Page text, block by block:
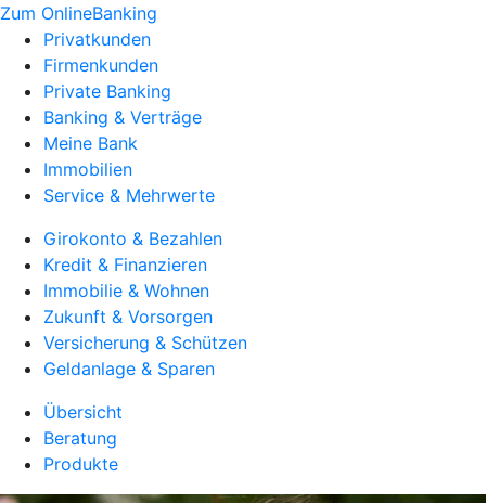
Zum OnlineBanking
Privatkunden
Firmenkunden
Private Banking
Banking & Verträge
Meine Bank
Immobilien
Service & Mehrwerte
Girokonto & Bezahlen
Kredit & Finanzieren
Immobilie & Wohnen
Zukunft & Vorsorgen
Versicherung & Schützen
Geldanlage & Sparen
Übersicht
Beratung
Produkte